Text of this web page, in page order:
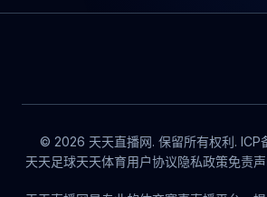
© 2026 天天直播网. 保留所有权利. ICP
天天足球天天体育用户协议隐私政策免责